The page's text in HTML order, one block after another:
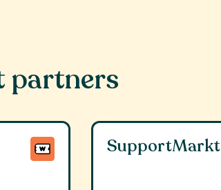
partners
SupportMarkt